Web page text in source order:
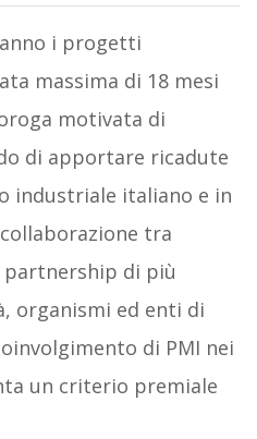
i progetti
massima di 18 mesi
motivata di
di apportare ricadute
industriale italiano e in
tra
di più
organismi ed enti di
di PMI nei
un criterio premiale